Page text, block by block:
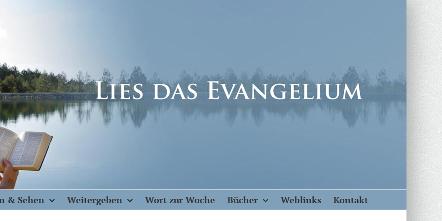
& Sehen Weitergeben Wort zur Woche Bücher Weblinks Kontakt